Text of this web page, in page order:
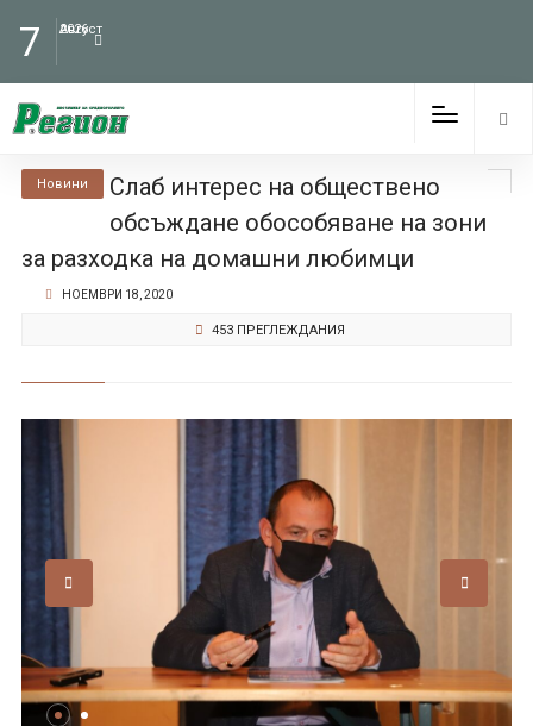
7 Август
2026
Новини
Слаб интерес на обществено
обсъждане обособяване на зони
за разходка на домашни любимци
НОЕМВРИ 18, 2020
453 ПРЕГЛЕЖДАНИЯ